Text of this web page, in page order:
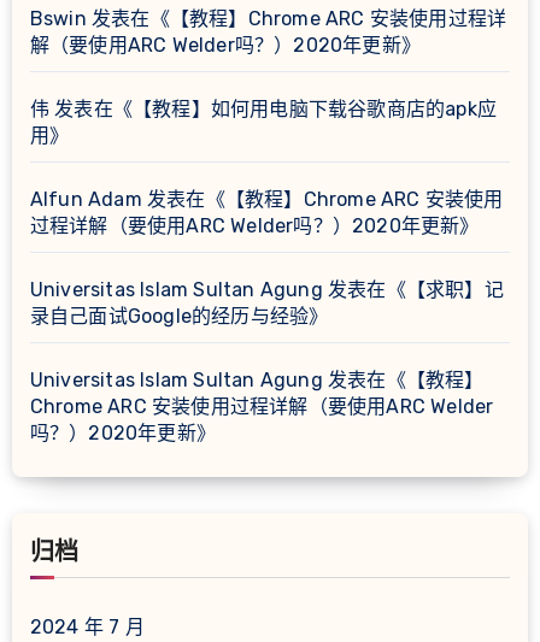
Bswin 发表在《 【教程】Chrome ARC 安装使用过程详
解（要使用ARC Welder吗？）2020年更新》
伟 发表在《 【教程】如何用电脑下载谷歌商店的apk应
用 》
Alfun Adam 发表在《 【教程】Chrome ARC 安装使用
过程详解（要使用ARC Welder吗？）2020年更新》
Universitas Islam Sultan Agung 发表在《 【求职】记
录自己面试Google的经历与经验》
Universitas Islam Sultan Agung 发表在《 【教程】
Chrome ARC 安装使用过程详解（要使用ARC Welder
吗？）2020年更新》
归档
2024 年 7 月